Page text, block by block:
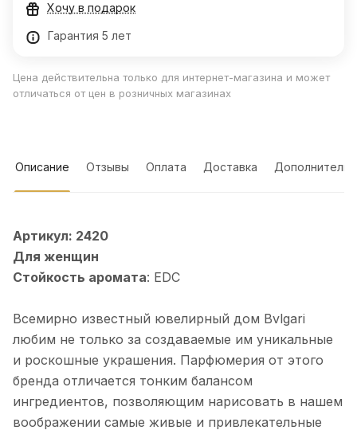
Хочу в подарок
Гарантия 5 лет
Цена действительна только для интернет-магазина и может
отличаться от цен в розничных магазинах
Описание Отзывы Оплата Доставка
Артикул: 2420
Для женщин
Стойкость аромата: EDC
Всемирно известный ювелирный дом Bvlgari
любим не только за создаваемые им уникальные
и роскошные украшения. Парфюмерия от этого
бренда отличается тонким балансом
ингредиентов, позволяющим нарисовать в нашем
воображении самые живые и привлекательные